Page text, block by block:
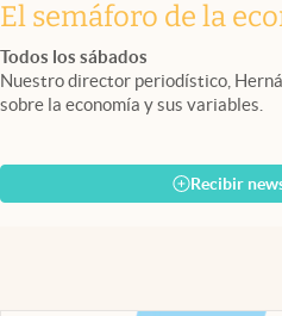
El semáforo de la
Todos los sábados
Nuestro director periodístico,
sobre la economía y sus variables.
Recibir